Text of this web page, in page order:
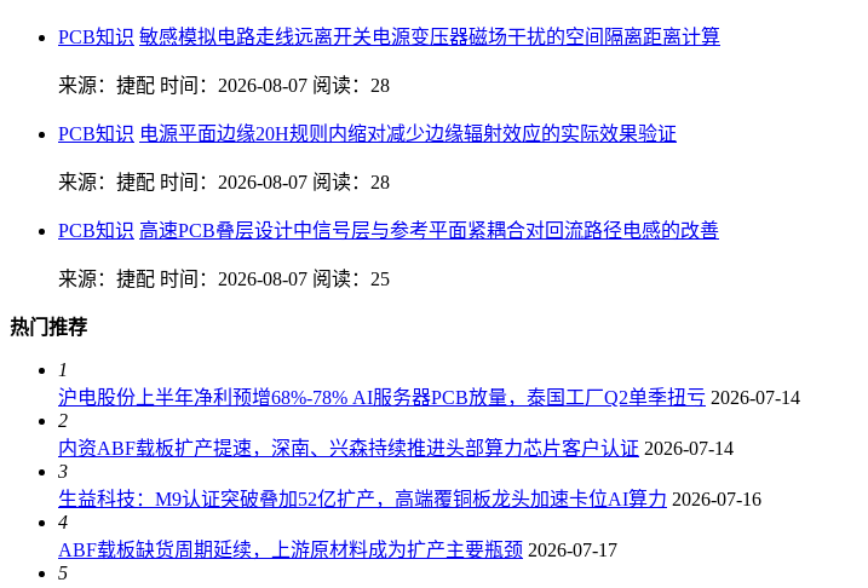
PCB知识 敏感模拟电路走线远离开关电源变压器磁场干扰的空间隔离距离计算
来源：捷配 时间：2026-08-07 阅读：28
PCB知识 电源平面边缘20H规则内缩对减少边缘辐射效应的实际效果验证
来源：捷配 时间：2026-08-07 阅读：28
PCB知识 高速PCB叠层设计中信号层与参考平面紧耦合对回流路径电感的改善
来源：捷配 时间：2026-08-07 阅读：25
热门推荐
1
沪电股份上半年净利预增68%-78% AI服务器PCB放量，泰国工厂Q2单季扭亏 2026-07-14
2
内资ABF载板扩产提速，深南、兴森持续推进头部算力芯片客户认证 2026-07-14
3
生益科技：M9认证突破叠加52亿扩产，高端覆铜板龙头加速卡位AI算力 2026-07-16
4
ABF载板缺货周期延续，上游原材料成为扩产主要瓶颈 2026-07-17
5